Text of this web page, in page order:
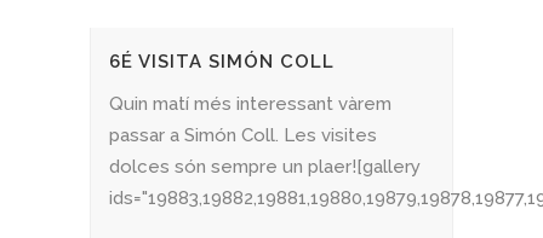
6É VISITA SIMÓN COLL
Quin matí més interessant vàrem
passar a Simón Coll. Les visites
dolces són sempre un plaer![gallery